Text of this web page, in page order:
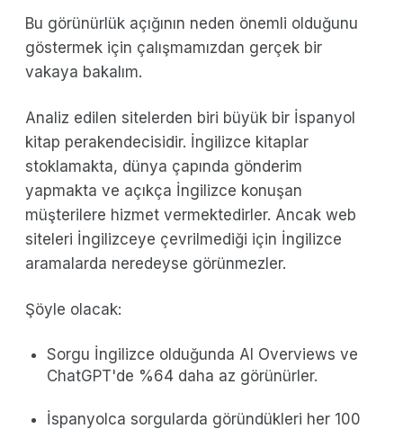
Bu görünürlük açığının neden önemli olduğunu
göstermek için çalışmamızdan gerçek bir
vakaya bakalım.
Analiz edilen sitelerden biri büyük bir İspanyol
kitap perakendecisidir. İngilizce kitaplar
stoklamakta, dünya çapında gönderim
yapmakta ve açıkça İngilizce konuşan
müşterilere hizmet vermektedirler. Ancak web
siteleri İngilizceye çevrilmediği için İngilizce
aramalarda neredeyse görünmezler.
Şöyle olacak:
Sorgu İngilizce olduğunda AI Overviews ve
ChatGPT'de %64 daha az görünürler.
İspanyolca sorgularda göründükleri her 100